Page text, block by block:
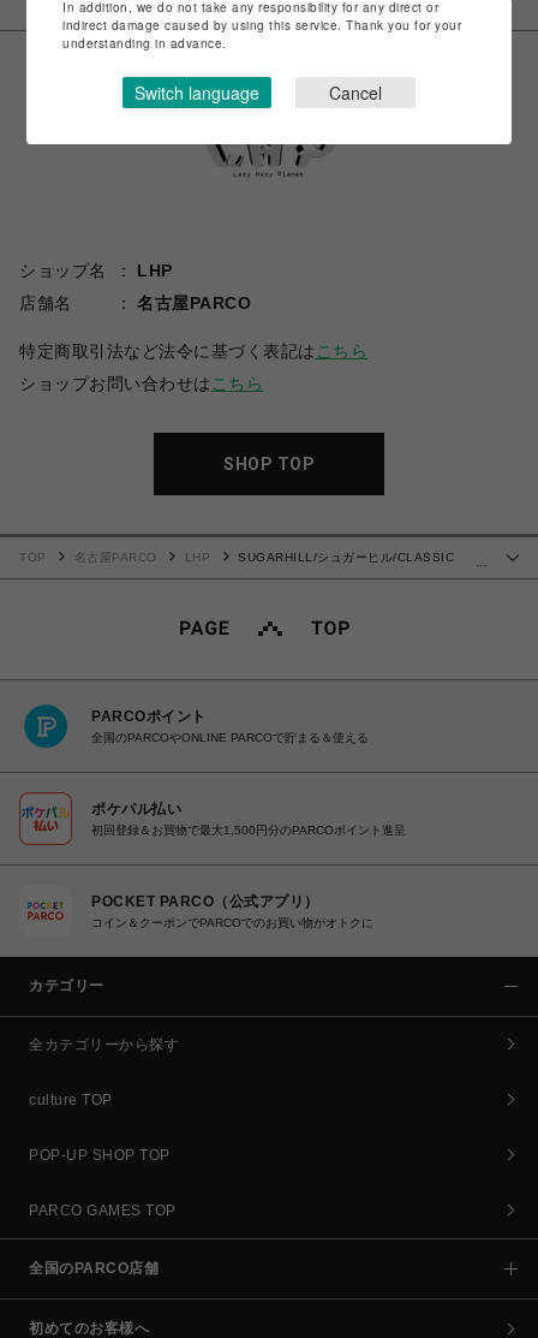
ショップ名
LHP
店舗名
名古屋PARCO
特定商取引法など法令に基づく表記は こちら
ショップお問い合わせは こちら
SHOP TOP
…
TOP 名古屋PARCO LHP
SUGARHILL/シュガーヒル/CLASSIC
PARCOポイント
全国のPARCOやONLINE PARCOで貯まる＆使える
ポケパル払い
初回登録＆お買物で最大1,500円分のPARCOポイント進呈
POCKET PARCO（公式アプリ）
コイン＆クーポンでPARCOでのお買い物がオトクに
カテゴリー
全カテゴリーから探す
culture TOP
POP-UP SHOP TOP
PARCO GAMES TOP
全国のPARCO店舗
初めてのお客様へ
In addition, we do not take any responsibility for any direct or
indirect damage caused by using this service. Thank you for your
understanding in advance.
Switch language Cancel